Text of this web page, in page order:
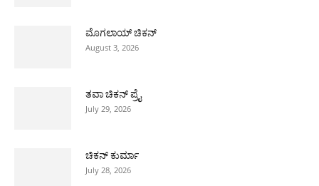
ಮೊಗಲಾಯ್ ಚಿಕನ್
August 3, 2026
ತವಾ ಚಿಕನ್ ಪ್ರೈ
July 29, 2026
ಚಿಕನ್ ಕುರ್ಮಾ
July 28, 2026